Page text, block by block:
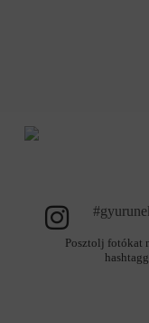
Posztolj fotókat